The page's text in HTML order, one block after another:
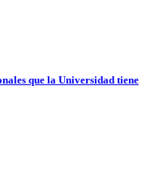
que la Universidad tiene